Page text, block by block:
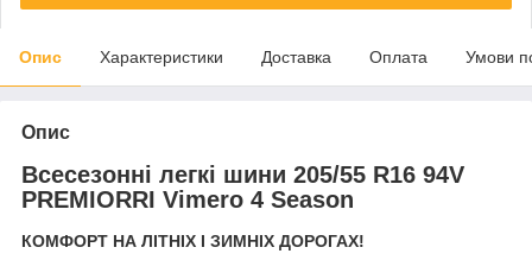
Опис Характеристики Доставка Оплата Умови
Опис
Всесезонні легкі шини 205/55 R16 94V
PREMIORRI Vimero 4 Season
КОМФОРТ НА ЛІТНІХ І ЗИМНІХ ДОРОГАХ!